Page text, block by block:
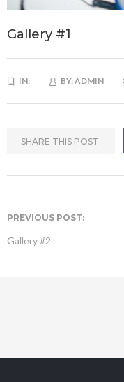
Gallery #1
IN: BY:ADMIN
SHARE THIS POST:
PREVIOUS POST:
Gallery #2